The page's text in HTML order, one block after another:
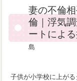
妻の不倫
倫｜浮気
ートによ
島
子供が小学校に上が